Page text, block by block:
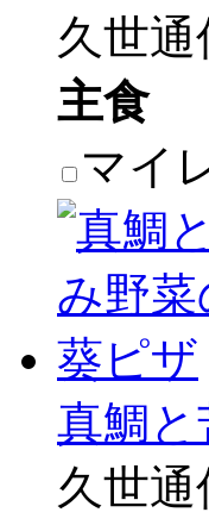
久世
主食
マイ
真鯛
久世